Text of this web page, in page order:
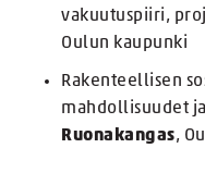
vakuutuspiiri,
Oulun kaupunki
Rakenteellisen
mahdollisuudet
Ruonakangas,